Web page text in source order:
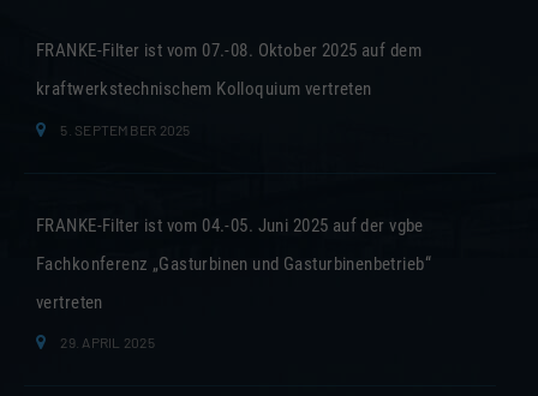
FRANKE-Filter ist vom 07.-08. Oktober 2025 auf dem
kraftwerkstechnischem Kolloquium vertreten
5. SEPTEMBER 2025
FRANKE-Filter ist vom 04.-05. Juni 2025 auf der vgbe
Fachkonferenz „Gasturbinen und Gasturbinenbetrieb“
vertreten
29. APRIL 2025